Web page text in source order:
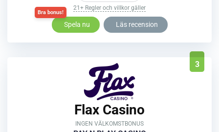
21+ Regler och villkor gäller
Spela nu Läs recension
3
Flax Casino
INGEN VÄLKOMSTBONUS